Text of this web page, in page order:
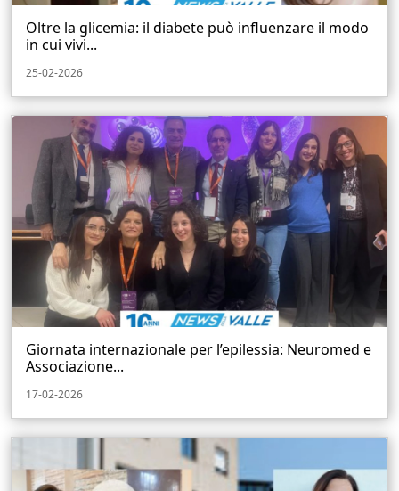
Oltre la glicemia: il diabete può influenzare il modo
in cui vivi...
25-02-2026
Giornata internazionale per l’epilessia: Neuromed e
Associazione...
17-02-2026